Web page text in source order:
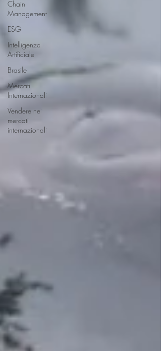
Chain
Management
ESG
Intelligenza
Artificiale
Brasile
Mercati
Internazionali
Vendere nei
mercati
internazionali